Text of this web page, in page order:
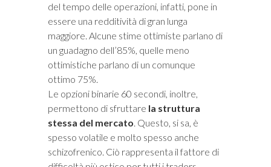
del tempo delle operazioni, infatti, pone in
essere una redditività di gran lunga
maggiore. Alcune stime ottimiste parlano di
un guadagno dell’85%, quelle meno
ottimistiche parlano di un comunque
ottimo 75%.
Le opzioni binarie 60 secondi, inoltre,
permettono di sfruttare la struttura
stessa del mercato. Questo, si sa, è
spesso volatile e molto spesso anche
schizofrenico. Ciò rappresenta il fattore di